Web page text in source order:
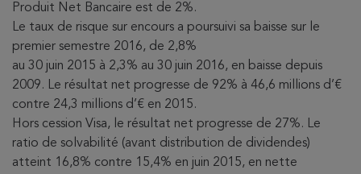
Produit Net Bancaire est de 2%.
Le taux de risque sur encours a poursuivi sa baisse sur le
premier semestre 2016, de 2,8%
au 30 juin 2015 à 2,3% au 30 juin 2016, en baisse depuis
2009. Le résultat net progresse de 92% à 46,6 millions d’€
contre 24,3 millions d’€ en 2015.
Hors cession Visa, le résultat net progresse de 27%. Le
ratio de solvabilité (avant distribution de dividendes)
atteint 16,8% contre 15,4% en juin 2015, en nette